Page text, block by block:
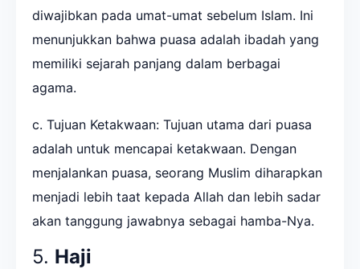
diwajibkan pada umat-umat sebelum Islam. Ini
menunjukkan bahwa puasa adalah ibadah yang
memiliki sejarah panjang dalam berbagai
agama.
c. Tujuan Ketakwaan: Tujuan utama dari puasa
adalah untuk mencapai ketakwaan. Dengan
menjalankan puasa, seorang Muslim diharapkan
menjadi lebih taat kepada Allah dan lebih sadar
akan tanggung jawabnya sebagai hamba-Nya.
5. Haji